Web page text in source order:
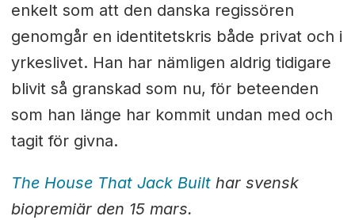
enkelt som att den danska regissören
genomgår en identitetskris både privat och i
yrkeslivet. Han har nämligen aldrig tidigare
blivit så granskad som nu, för beteenden
som han länge har kommit undan med och
tagit för givna.
The House That Jack Built har svensk
biopremiär den 15 mars.